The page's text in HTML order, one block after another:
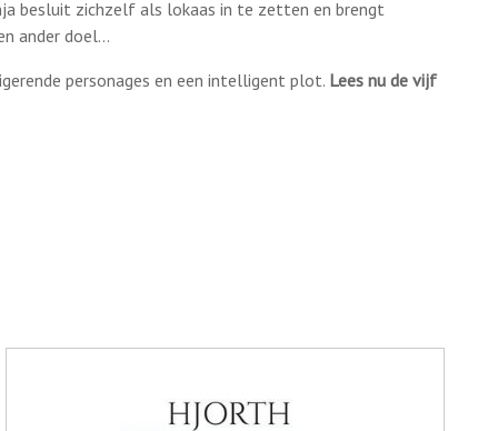
besluit zichzelf als lokaas in te zetten en brengt
ander doel…
personages en een intelligent plot. Lees nu de vijf